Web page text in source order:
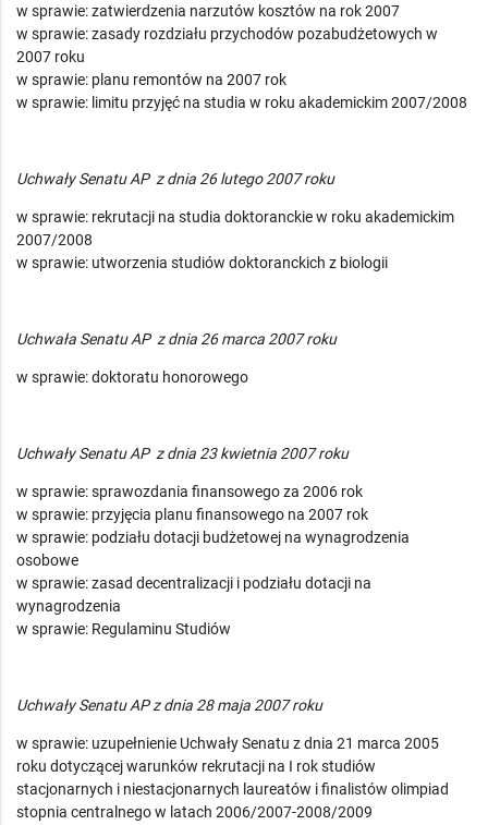
w sprawie: zatwierdzenia narzutów kosztów na rok 2007
w sprawie: zasady rozdziału przychodów pozabudżetowych w
2007 roku
w sprawie: planu remontów na 2007 rok
w sprawie: limitu przyjęć na studia w roku akademickim 2007/2008
Uchwały Senatu AP z dnia 26 lutego 2007 roku
w sprawie: rekrutacji na studia doktoranckie w roku akademickim
2007/2008
w sprawie: utworzenia studiów doktoranckich z biologii
Uchwała Senatu AP z dnia 26 marca 2007 roku
w sprawie: doktoratu honorowego
Uchwały Senatu AP z dnia 23 kwietnia 2007 roku
w sprawie: sprawozdania finansowego za 2006 rok
w sprawie: przyjęcia planu finansowego na 2007 rok
w sprawie: podziału dotacji budżetowej na wynagrodzenia
osobowe
w sprawie: zasad decentralizacji i podziału dotacji na
wynagrodzenia
w sprawie: Regulaminu Studiów
Uchwały Senatu AP z dnia 28 maja 2007 roku
w sprawie: uzupełnienie Uchwały Senatu z dnia 21 marca 2005
roku dotyczącej warunków rekrutacji na I rok studiów
stacjonarnych i niestacjonarnych laureatów i finalistów olimpiad
stopnia centralnego w latach 2006/2007-2008/2009